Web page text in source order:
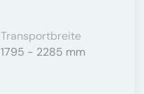
Transportbreite
1795 - 2285 mm